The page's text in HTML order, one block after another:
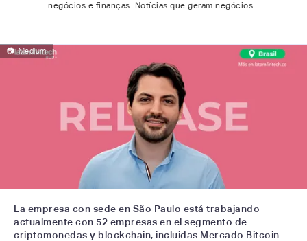
negócios e finanças. Notícias que geram negócios.
📷 Medium
La empresa con sede en São Paulo está trabajando
actualmente con 52 empresas en el segmento de
criptomonedas y blockchain, incluidas Mercado Bitcoin